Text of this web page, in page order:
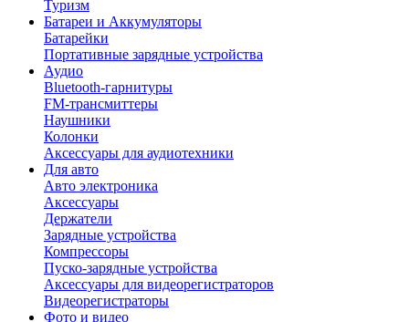
Туризм
Батареи и Аккумуляторы
Батарейки
Портативные зарядные устройства
Аудио
Bluetooth-гарнитуры
FM-трансмиттеры
Наушники
Колонки
Аксессуары для аудиотехники
Для авто
Авто электроника
Аксессуары
Держатели
Зарядные устройства
Компрессоры
Пуско-зарядные устройства
Аксессуары для видеорегистраторов
Видеорегистраторы
Фото и видео